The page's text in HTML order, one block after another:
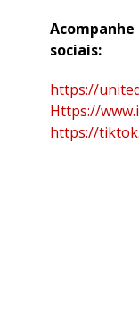
sociais:
https://
Https://
https://